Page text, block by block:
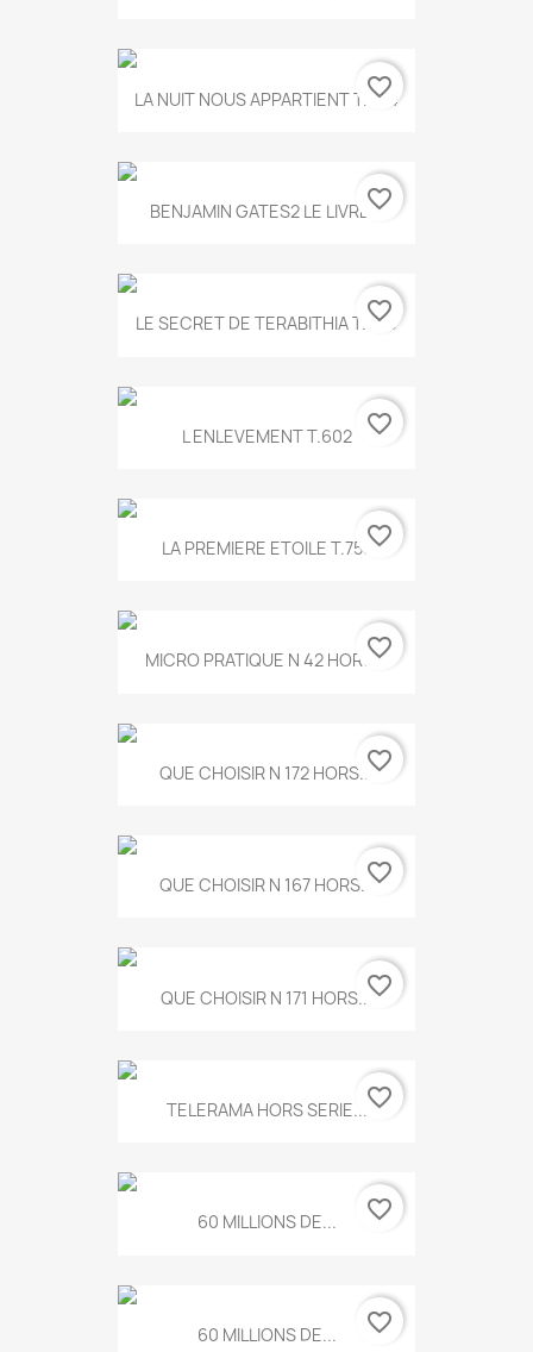
LA NUIT NOUS APPARTIENT T.634
favorite_border
BENJAMIN GATES2 LE LIVRE...
favorite_border
LE SECRET DE TERABITHIA T.560
favorite_border
L ENLEVEMENT T.602 favorite_border
LA PREMIERE ETOILE T.755favorite_border
MICRO PRATIQUE N 42 HORS...
favorite_border
QUE CHOISIR N 172 HORS...favorite_border
QUE CHOISIR N 167 HORS...favorite_border
QUE CHOISIR N 171 HORS...favorite_border
TELERAMA HORS SERIE...favorite_border
60 MILLIONS DE... favorite_border
60 MILLIONS DE... favorite_border